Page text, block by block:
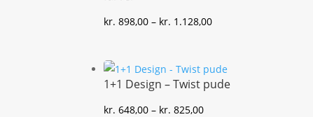
kr. 898,00 – kr. 1.128,00Prisinterval:
kr. 1.128,00
1+1 Design – Twist pude
kr. 648,00 – kr. 825,00Prisinterval: